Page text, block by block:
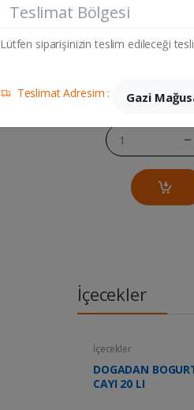
İçecekler
İçecekler
DOGADAN
CAYI 20 LI
Teslimat Bölgesi
Lütfen siparişinizin teslim edileceği
Teslimat Adresim : Gazi